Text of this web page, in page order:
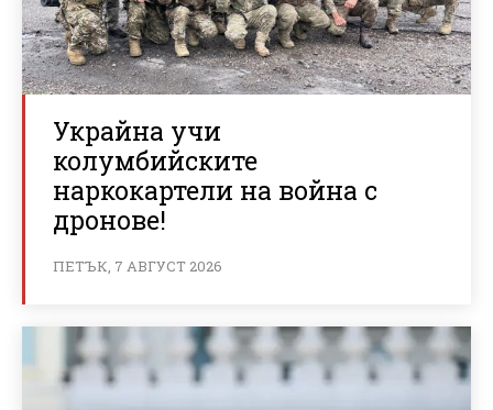
Украйна учи
колумбийските
наркокартели на война с
дронове!
ПЕТЪК, 7 АВГУСТ 2026